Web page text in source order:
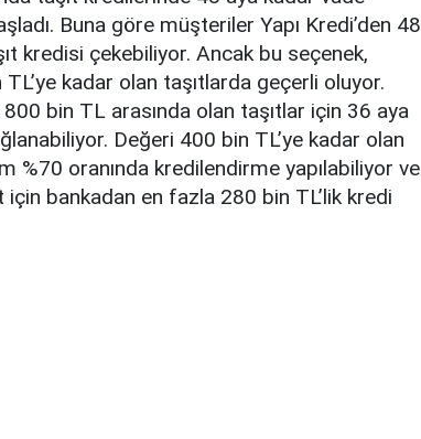
Buna göre müşteriler Yapı Kredi’den 48
kredisi çekebiliyor. Ancak bu seçenek,
kadar olan taşıtlarda geçerli oluyor.
bin TL arasında olan taşıtlar için 36 aya
Değeri 400 bin TL’ye kadar olan
%70 oranında kredilendirme yapılabiliyor ve
için bankadan en fazla 280 bin TL’lik kredi